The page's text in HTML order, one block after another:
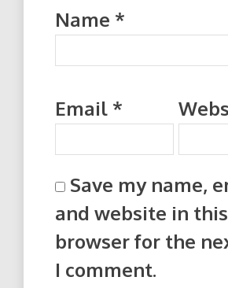
Name *
Email *
Save my name,
and website in this
browser for the
I comment.